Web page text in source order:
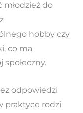
młodzież do
hobby czy
co ma
społeczny.
odpowiedzi
praktyce rodzi